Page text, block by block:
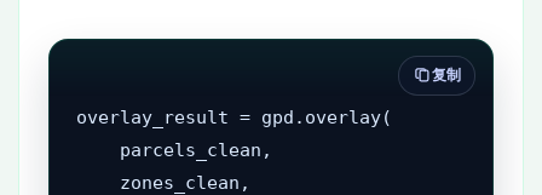
overlay_result = gpd.overlay(
    parcels_clean,
    zones_clean,
复制